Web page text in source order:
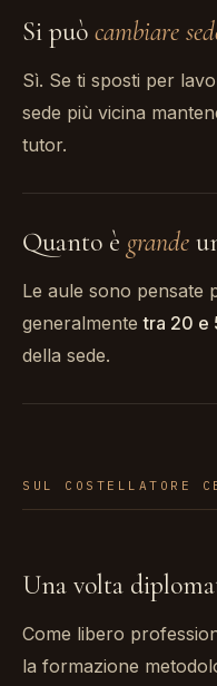
Si può cambiare
Sì. Se ti sposti per
sede più vicina
tutor.
Quanto è grande
Le aule sono
generalmentetra 20 e
della sede.
SUL COSTELLATORE
Una volta
Come libero
la formazione